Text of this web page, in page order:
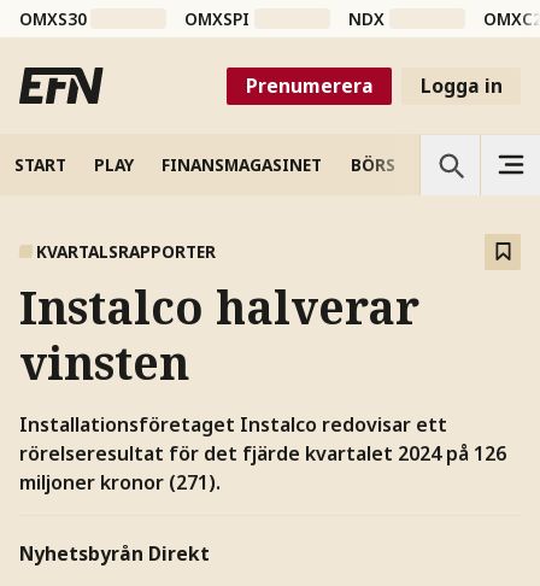
OMXS30 OMXSPI NDX
Prenumerera Logga in
START PLAY FINANSMAGASINET BÖRS VETENSKAP
KVARTALSRAPPORTER
Instalco halverar
vinsten
Installationsföretaget Instalco redovisar ett
rörelseresultat för det fjärde kvartalet 2024 på 126
miljoner kronor (271).
Nyhetsbyrån Direkt